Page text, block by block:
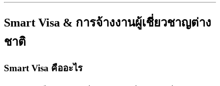
Smart Visa & การจ้างงานผู้เชี่ยวชาญต่าง
ชาติ
Smart Visa คืออะไร